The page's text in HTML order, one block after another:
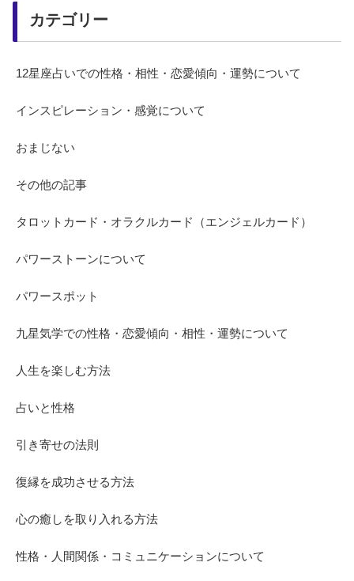
カテゴリー
12星座占いでの性格・相性・恋愛傾向・運勢について
インスピレーション・感覚について
おまじない
その他の記事
タロットカード・オラクルカード（エンジェルカード）
パワーストーンについて
パワースポット
九星気学での性格・恋愛傾向・相性・運勢について
人生を楽しむ方法
占いと性格
引き寄せの法則
復縁を成功させる方法
心の癒しを取り入れる方法
性格・人間関係・コミュニケーションについて